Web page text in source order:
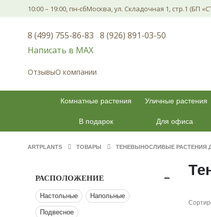
10:00 – 19:00, пн-сбМосква, ул. Складочная 1, стр.1 (БП
8 (499) 755-86-83 8 (926) 891-03-50
Написать в МАХ
ОтзывыО компании
Комнатные растения Уличные растения
В подарок Для офиса
ARTPLANTS ТОВАРЫ ТЕНЕВЫНОСЛИВЫЕ РАСТЕНИЯ
РАСПОЛОЖЕНИЕ
Настольные Напольные
Подвесное